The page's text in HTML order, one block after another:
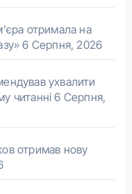
отримала на
6 Серпня, 2026
ухвалити
читанні 6 Серпня,
отримав нову